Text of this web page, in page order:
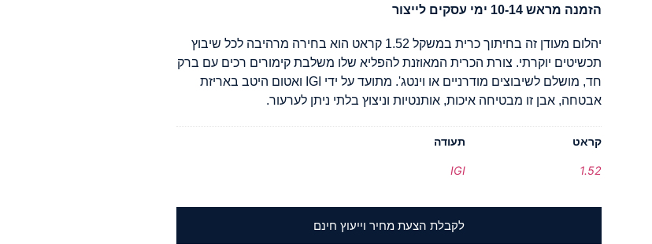
הזמנה מראש 10-14 ימי עסקים לייצור
יהלום מעודן זה בחיתוך כרית במשקל 1.52 קראט הוא בחירה מרהיבה לכל שיבוץ
תכשיטים יוקרתי. צורת הכרית המאוזנת להפליא שלו משלבת קימורים רכים עם ברק
חד, מושלם לשיבוצים מודרניים או וינטג'. מתועד על ידי IGI ואטום היטב באריזת
אבטחה, אבן זו מבטיחה איכות, אותנטיות וניצוץ בלתי ניתן לערעור.
קראט
1.52
תעודה
IGI
לקבלת הצעת מחיר וייעוץ חינם